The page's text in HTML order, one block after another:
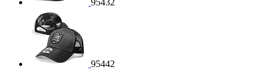
95432
95442